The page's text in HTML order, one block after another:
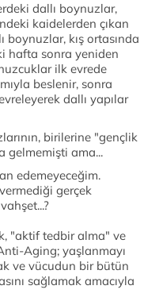
dallı boynuzlar,
kaidelerden çıkan
boynuzlar, kış ortasında
hafta sonra yeniden
ilk evrede
beslenir, sonra
dallı yapılar
birilerine "gençlik
gelmemişti ama...
edemeyeceğim.
gerçek
"aktif tedbir alma" ve
Aging; yaşlanmayı
ve vücudun bir bütün
sağlamak amacıyla